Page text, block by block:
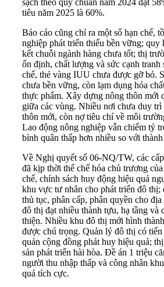
tiêu năm 2025 là 60%.
Báo cáo cũng chỉ ra một số hạn chế,
nghiệp phát triển thiếu bền vững; quy
kết chuỗi ngành hàng chưa tốt; thị
ổn định, chất lượng và sức cạnh tranh
chế, thẻ vàng IUU chưa được gỡ bỏ.
chưa bền vững, còn lạm dụng hóa
thực phẩm. Xây dựng nông thôn mới
giữa các vùng. Nhiều nơi chưa duy
thôn mới, còn nợ tiêu chí về môi
Lao động nông nghiệp vẫn chiếm tỷ
bình quân thấp hơn nhiều so với
Về Nghị quyết số 06-NQ/TW, các
đã kịp thời thể chế hóa chủ trương
chế, chính sách huy động hiệu quả
khu vực tư nhân cho phát triển đô thị;
thủ tục, phân cấp, phân quyền cho
đô thị đạt nhiều thành tựu, hạ tầng và
thiện. Nhiều khu đô thị mới hình
được chú trọng. Quản lý đô thị có
quản cộng đồng phát huy hiệu quả;
sản phát triển hài hòa. Đề án 1 triệu
người thu nhập thấp và công nhân
quả tích cực.